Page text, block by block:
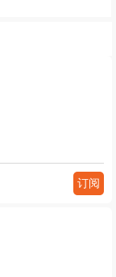
订阅